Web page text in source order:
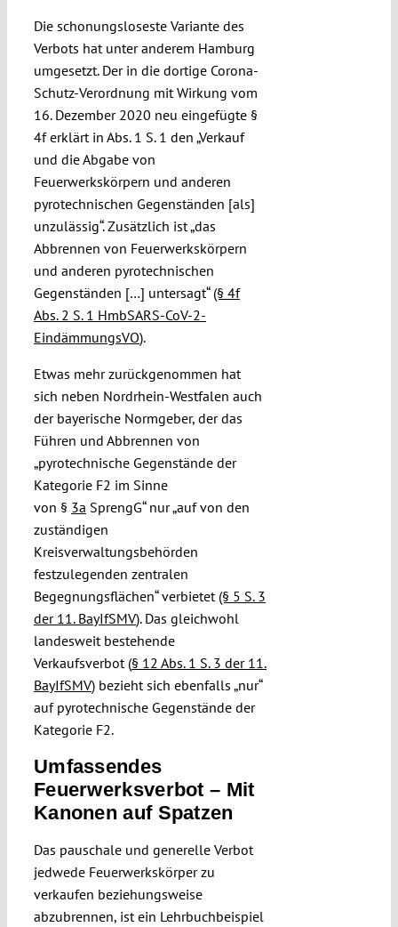
Die schonungsloseste Variante des
Verbots hat unter anderem Hamburg
umgesetzt. Der in die dortige Corona-
Schutz-Verordnung mit Wirkung vom
16. Dezember 2020 neu eingefügte §
4f erklärt in Abs. 1 S. 1 den „Verkauf
und die Abgabe von
Feuerwerkskörpern und anderen
pyrotechnischen Gegenständen [als]
unzulässig“. Zusätzlich ist „das
Abbrennen von Feuerwerkskörpern
und anderen pyrotechnischen
Gegenständen […] untersagt“ (§ 4f
Abs. 2 S. 1 HmbSARS-CoV-2-
EindämmungsVO).
Etwas mehr zurückgenommen hat
sich neben Nordrhein-Westfalen auch
der bayerische Normgeber, der das
Führen und Abbrennen von
„pyrotechnische Gegenstände der
Kategorie F2 im Sinne
von § 3a SprengG“ nur „auf von den
zuständigen
Kreisverwaltungsbehörden
festzulegenden zentralen
Begegnungsflächen“ verbietet (§ 5 S. 3
der 11. BayIfSMV). Das gleichwohl
landesweit bestehende
Verkaufsverbot (§ 12 Abs. 1 S. 3 der 11.
BayIfSMV) bezieht sich ebenfalls „nur“
auf pyrotechnische Gegenstände der
Kategorie F2.
Umfassendes
Feuerwerksverbot – Mit
Kanonen auf Spatzen
Das pauschale und generelle Verbot
jedwede Feuerwerkskörper zu
verkaufen beziehungsweise
abzubrennen, ist ein Lehrbuchbeispiel